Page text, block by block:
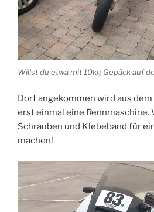
Willst du etwa mit 10kg Gepäck auf
Dort angekommen wird aus
erst einmal eine Rennmaschine.
Schrauben und Klebeband für
machen!